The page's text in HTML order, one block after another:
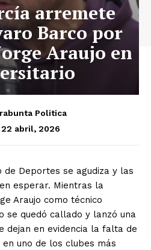
arremete
Barco por
Araujo en
Politica
22 abril, 2026
de Deportes se agudiza y las
esperar. Mientras la
Araujo como técnico
se quedó callado y lanzó una
dejan en evidencia la falta de
uno de los clubes más